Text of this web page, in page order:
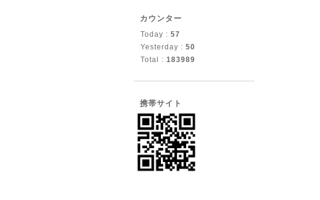
カウンター
Today : 57
Yesterday : 50
Total : 183989
携帯サイト